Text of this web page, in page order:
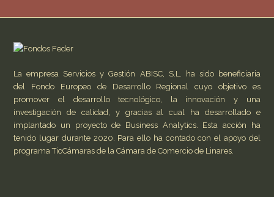
La empresa Servicios y Gestión ABISC, S.L. ha sido beneficiaria
del Fondo Europeo de Desarrollo Regional cuyo objetivo es
promover el desarrollo tecnológico, la innovación y una
investigación de calidad, y gracias al cual ha desarrollado e
implantado un proyecto de Business Analytics. Esta acción ha
tenido lugar durante 2020. Para ello ha contado con el apoyo del
programa TicCámaras de la Cámara de Comercio de Linares.